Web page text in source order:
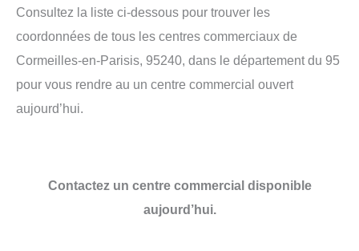
Consultez la liste ci-dessous pour trouver les
coordonnées de tous les centres commerciaux de
Cormeilles-en-Parisis, 95240, dans le département du 95
pour vous rendre au un centre commercial ouvert
aujourd’hui.
Contactez un centre commercial disponible
aujourd’hui.